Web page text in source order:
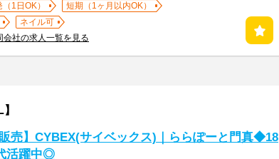
1日OK）
短期（1ヶ月以内OK）
ネイル可
会社の求人一覧を見る
販売】CYBEX(サイベックス)｜ららぽーと門真◆18
活躍中◎